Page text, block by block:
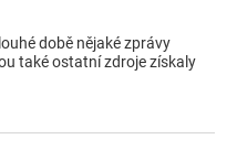
době nějaké zprávy
také ostatní zdroje získaly